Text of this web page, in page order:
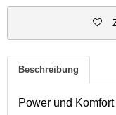
Beschreibung
Power und